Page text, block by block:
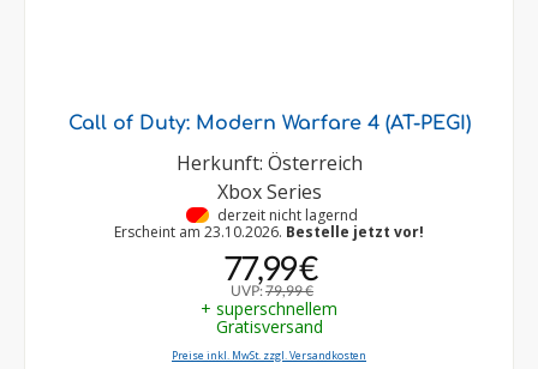
Call of Duty: Modern Warfare 4 (AT-PEGI)
Herkunft: Österreich
Xbox Series
•
derzeit nicht lagernd
Erscheint am 23.10.2026. Bestelle jetzt vor!
77,99 €
UVP: 79,99 €
+ superschnellem
Gratisversand
Preise inkl. MwSt. zzgl. Versandkosten